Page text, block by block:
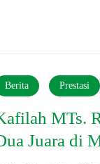
Berita Prestasi
MTs.
Juara di